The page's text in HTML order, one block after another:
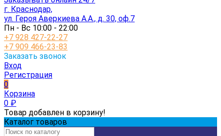
г. Краснодар,
ул. Героя Аверкиева А.А., д. 30, оф.7
Пн - Вс 10:00 - 22:00
+7 928 427-22-27
+7 909 466-23-83
Заказать звонок
Вход
Регистрация
0
Корзина
0 ₽
Товар добавлен в корзину!
Каталог товаров